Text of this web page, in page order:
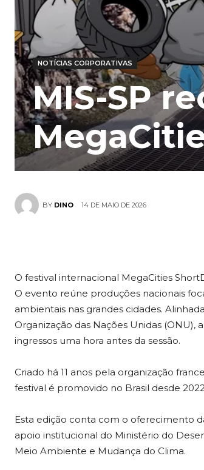
NOTÍCIAS CORPORATIVAS
MIS-SP
BY DINO 14 DE MAIO DE 2026
O festival internacional MegaCities
O evento reúne produções nacionais
ambientais nas grandes cidades.
Organização das Nações Unidas
ingressos uma hora antes da sessão.
Criado há 11 anos pela organização
festival é promovido no Brasil desde
Esta edição conta com o oferecimento
apoio institucional do Ministério do
Meio Ambiente e Mudança do Clima.